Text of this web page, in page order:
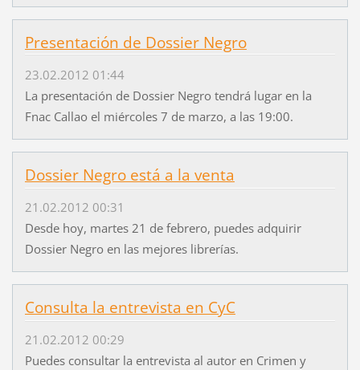
Presentación de Dossier Negro
23.02.2012 01:44
La presentación de Dossier Negro tendrá lugar en la
Fnac Callao el miércoles 7 de marzo, a las 19:00.
Dossier Negro está a la venta
21.02.2012 00:31
Desde hoy, martes 21 de febrero, puedes adquirir
Dossier Negro en las mejores librerías.
Consulta la entrevista en CyC
21.02.2012 00:29
Puedes consultar la entrevista al autor en Crimen y